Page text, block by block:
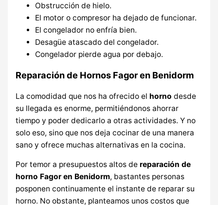
Obstrucción de hielo.
El motor o compresor ha dejado de funcionar.
El congelador no enfría bien.
Desagüe atascado del congelador.
Congelador pierde agua por debajo.
Reparación de Hornos Fagor en Benidorm
La comodidad que nos ha ofrecido el horno desde
su llegada es enorme, permitiéndonos ahorrar
tiempo y poder dedicarlo a otras actividades. Y no
solo eso, sino que nos deja cocinar de una manera
sano y ofrece muchas alternativas en la cocina.
Por temor a presupuestos altos de reparación de
horno Fagor en Benidorm, bastantes personas
posponen continuamente el instante de reparar su
horno. No obstante, planteamos unos costos que